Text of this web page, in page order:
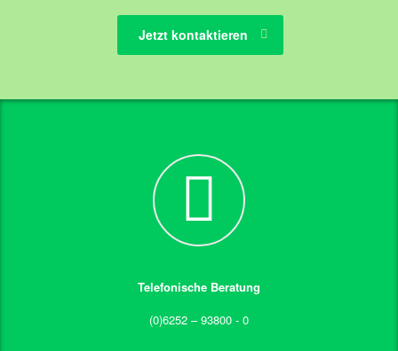
Jetzt kontaktieren
Telefonische Beratung
(0)6252 – 93800 - 0